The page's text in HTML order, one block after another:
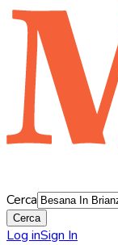
Cerca
Cerca
Log inSign In